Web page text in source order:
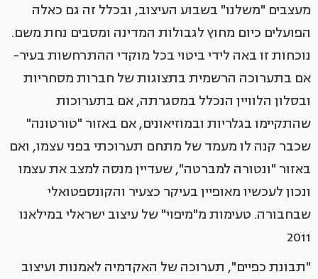
מעצבים "משלנו" בשבוע העיצוב, ובכלל זה גם כאלה
הפועלים כיום מחוץ לגבולות המדינה ומסבים נחת משם.
נוכחות זו באה לידי ביטוי בכל מוקדי ההתרחשות בעיר-
אם בתערוכה הרשמית בתצוגות של חברות מסחריות
ובסלון הלוויין הנכלל במסגרתה, אם בתערוכות
שהתקיימו בגלריות ובמוזיאונים, אם באזור "טורטונה"
שכבר קנה לו מעמד של מתחם תערוכתי בפני עצמו, ואם
באזור "ונטורה למברטה", שעדיין מנסה למצב את עצמו
ונכון לעכשיו מאופיין בעיקר כצעיר והקונספטואלי
שבחבורה. טעימות מ"מיפוי" של עיצוב ישראלי במילאנו
2011
"תבונת כפיים", תערוכה של האקדמיה לאמנות ועיצוב